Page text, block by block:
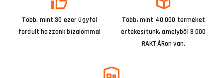
Több, mint 30 ezer ügyfél
fordult hozzánk bizalommal
Több, mint 40 000 terméket
értékesítünk, amelyből 8 000
RAKTÁRon van.